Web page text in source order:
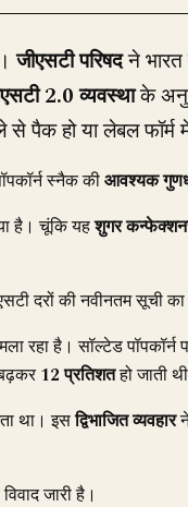
जीएसटी परिषदने भारत
2.0 व्यवस्थाके
से पैक हो या लेबल फॉर्म
स्नैक कीआवश्यक
है। चूंकि यहशुगर
दरों की नवीनतम सूची
रहा है। सॉल्टेड
12 प्रतिशतहो जाती
था। इसद्विभाजित व्यवहार
जारी है।